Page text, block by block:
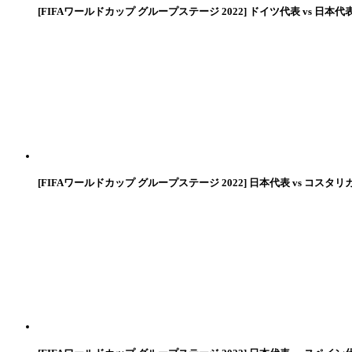
[FIFAワールドカップ グループステージ 2022] ドイツ代表 vs 日本代
[FIFAワールドカップ グループステージ 2022] 日本代表 vs コスタリ